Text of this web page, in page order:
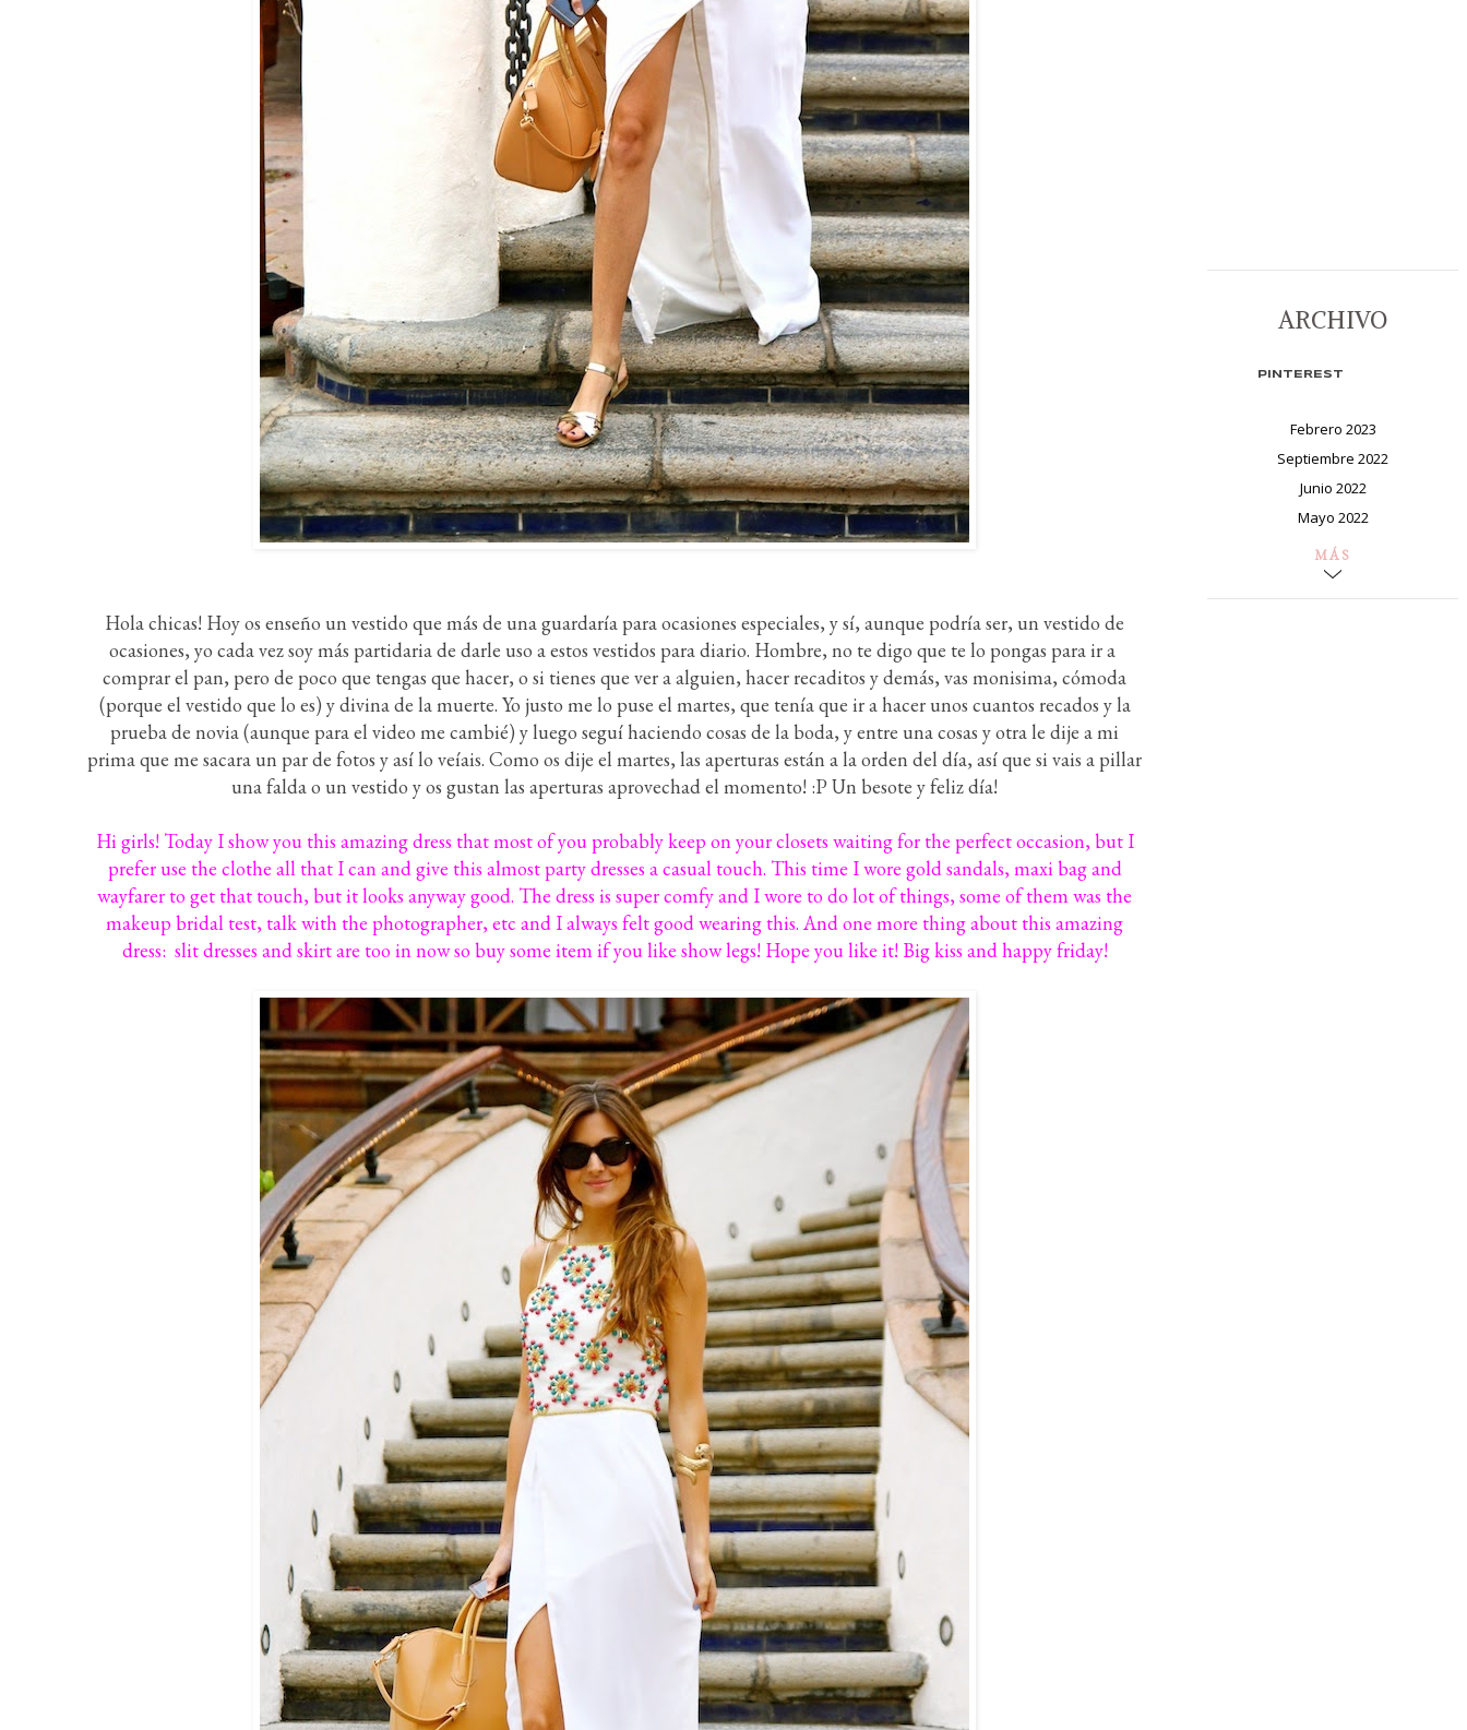
Hola chicas! Hoy os enseño un vestido que más de una guardaría para ocasiones especiales, y sí, aunque podría ser, un vestido de
ocasiones, yo cada vez soy más partidaria de darle uso a estos vestidos para diario. Hombre, no te digo que te lo pongas para ir a
comprar el pan, pero de poco que tengas que hacer, o si tienes que ver a alguien, hacer recaditos y demás, vas monisima, cómoda
(porque el vestido que lo es) y divina de la muerte. Yo justo me lo puse el martes, que tenía que ir a hacer unos cuantos recados y la
prueba de novia (aunque para el video me cambié) y luego seguí haciendo cosas de la boda, y entre una cosas y otra le dije a mi
prima que me sacara un par de fotos y así lo veíais. Como os dije el martes, las aperturas están a la orden del día, así que si vais a pillar
una falda o un vestido y os gustan las aperturas aprovechad el momento! :P Un besote y feliz día!
Hi girls! Today I show you this amazing dress that most of you probably keep on your closets waiting for the perfect occasion, but I
prefer use the clothe all that I can and give this almost party dresses a casual touch. This time I wore gold sandals, maxi bag and
wayfarer to get that touch, but it looks anyway good. The dress is super comfy and I wore to do lot of things, some of them was the
makeup bridal test, talk with the photographer, etc and I always felt good wearing this. And one more thing about this amazing
dress: slit dresses and skirt are too in now so buy some item if you like show legs! Hope you like it! Big kiss and happy friday!
ARCHIVO
PINTEREST
Febrero 2023
Septiembre 2022
Junio 2022
Mayo 2022
MÁS